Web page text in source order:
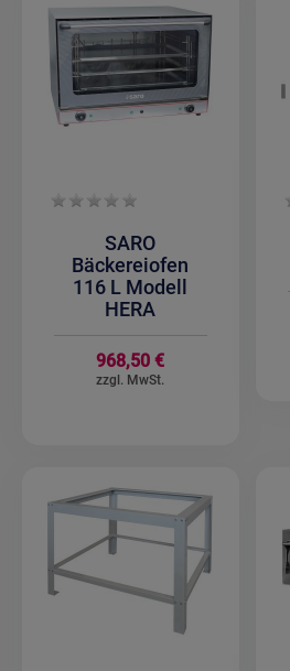
SARO
Bäckereiofen
116 L Modell
HERA
968,50 €